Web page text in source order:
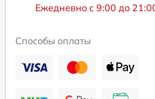
Ежедневно с 9:00 до
Способы оплаты